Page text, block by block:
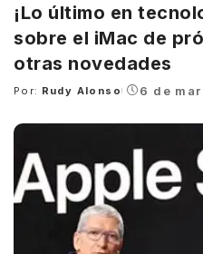
¡Lo último en
sobre el iMac de
otras novedades
Posted
Por: Rudy Alonso 6 de